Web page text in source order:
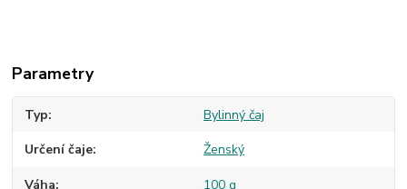
Parametry
Typ Bylinný čaj
Určení čaje Ženský
Váha 100 g